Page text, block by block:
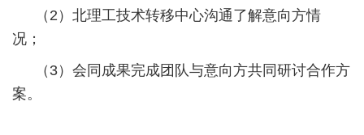
（2）北理工技术转移中心沟通了解意向方情
况；
（3）会同成果完成团队与意向方共同研讨合作方
案。